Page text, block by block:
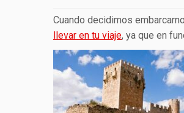
Cuando decidimos
llevar en tu viaje, ya que en